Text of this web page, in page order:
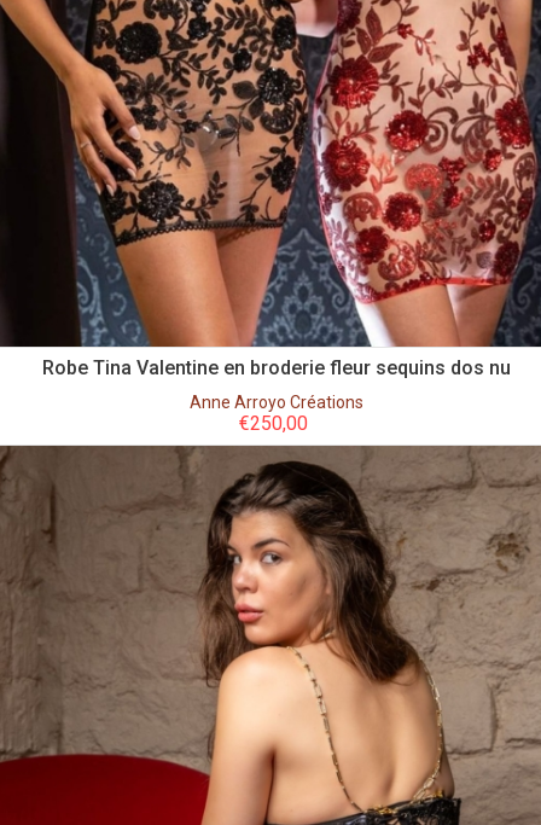
Robe Tina Valentine en broderie fleur sequins dos nu
Anne Arroyo Créations
€250,00